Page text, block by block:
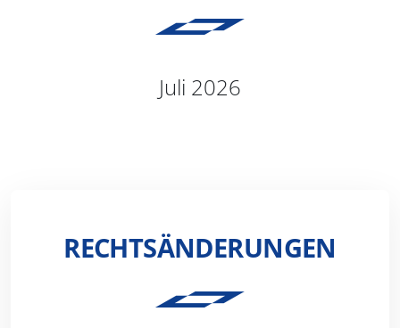
Juli 2026
RECHTSÄNDERUNGEN